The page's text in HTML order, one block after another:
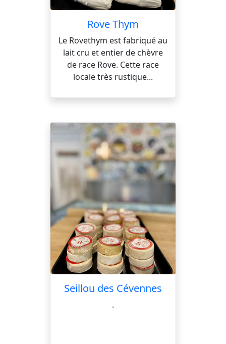
Rove Thym
Le Rovethym est fabriqué au
lait cru et entier de chèvre
de race Rove. Cette race
locale très rustique...
Seillou des Cévennes
.